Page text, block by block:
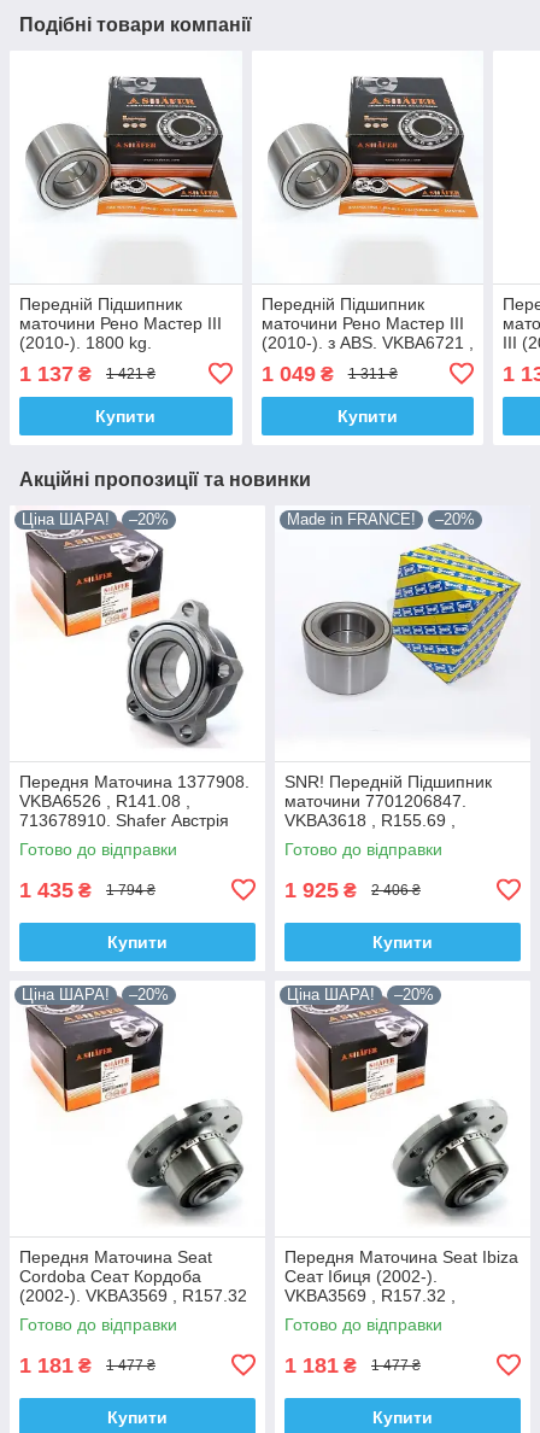
Подібні товари компанії
Передній Підшипник
маточини Рено Мастер III
(2010-). 1800 kg.
713640400. Shafer Австрія
1 137 ₴ 1 421 ₴
Купити
Передній Підшипник
маточини Рено Мастер III
(2010-). з ABS. VKBA6721 ,
Shafer Австрія
1 049₴ 1 311 ₴
Купити
III
1
Акційні пропозиції та новинки
Ціна ШАРА! –20%
Передня Маточина 1377908.
VKBA6526 , R141.08 ,
713678910. Shafer Австрія
Готово до відправки
1 435 ₴ 1 794 ₴
Купити
Made in FRANCE! –20%
SNR! Передній Підшипник
маточини 7701206847.
VKBA3618 , R155.69 ,
713644120. Франція!
Готово до відправки
1 925 ₴ 2 406 ₴
Купити
Ціна ШАРА! –20%
Передня Маточина Seat
Cordoba Сеат Кордоба
(2002-). VKBA3569 , R157.32
, 713610470. Shafer Австрія
Готово до відправки
1 181 ₴ 1 477 ₴
Купити
Ціна ШАРА! –20%
Передня Маточина Seat Ibiza
Сеат Ібиця (2002-).
VKBA3569 , R157.32 ,
713610470. Shafer Австрія
Готово до відправки
1 181 ₴ 1 477 ₴
Купити